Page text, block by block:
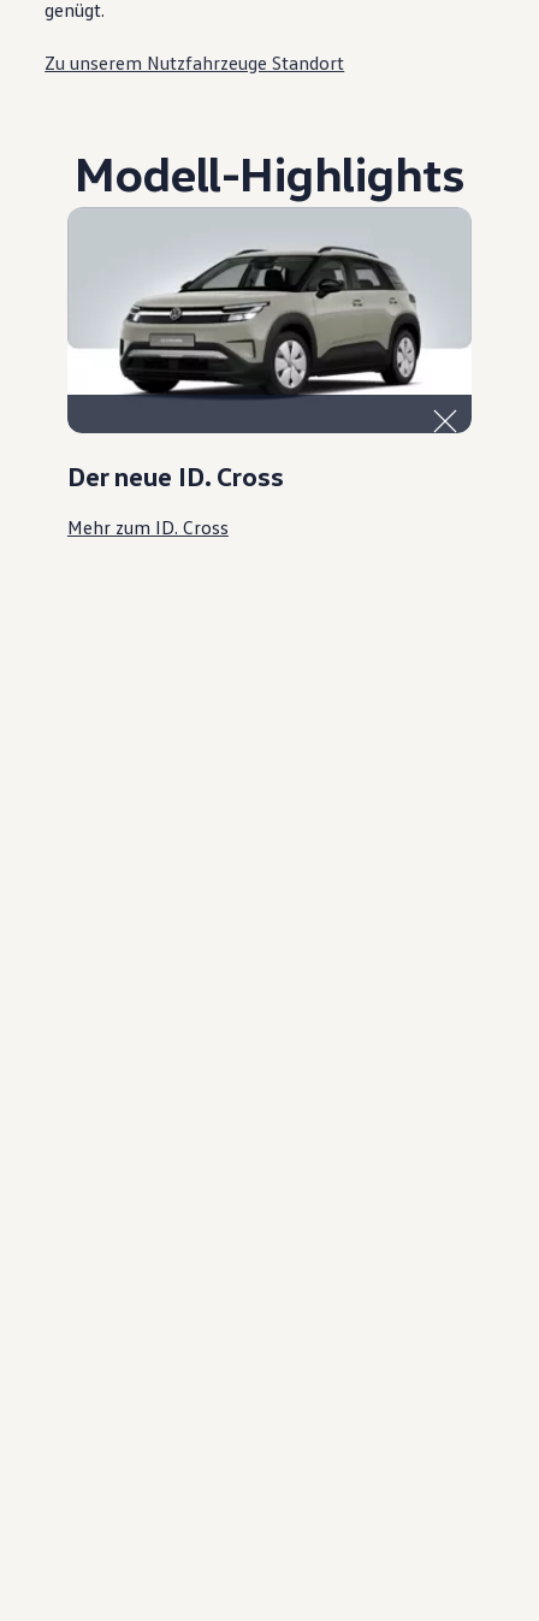
genügt.
Zu unserem Nutzfahrzeuge Standort
Modell-Highlights
Der neue ID. Cross
Mehr zum ID. Cross